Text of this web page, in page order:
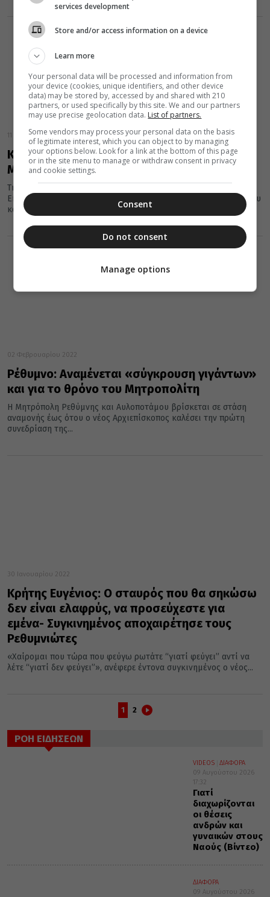
11 Φεβρουαρίου 2022
Κρήτη: Στις 18 Φεβρουαρίου η εκλογή νέου
Μητροπολίτη Ρεθύμνης και Αυλοποτάμου
Την Παρασκευή 18 Φεβρουαρίου η Ιερά Επαρχιακή Σύνοδος της
Εκκλησίας της Κρήτης θα εκλέξει τον νέο Μητροπολίτη Ρεθύμνου
και...
02 Φεβρουαρίου 2022
Ρέθυμνο: Αναμένεται «σύγκρουση γιγάντων»
και για το θρόνο του Μητροπολίτη
Η Μητρόπολη Ρεθύμνης και Αυλοποτάμου βρίσκεται σε στάση
αναμονής έως ότου ο νέος Αρχιεπίσκοπος καλέσει την πρώτη
συνεδρίαση της...
30 Ιανουαρίου 2022
Κρήτης Ευγένιος: Ο σταυρός που θα σηκώσω
δεν είναι ελαφρύς, να προσεύχεστε για
εμένα- Συγκινημένος αποχαιρέτησε τους
Ρεθυμνιώτες
«Χαίρομαι που τώρα που φεύγω ρωτάτε “γιατί φεύγει” αντί να
λέτε “γιατί δεν φεύγει”», ανέφερε έντονα συγκινημένος ο νέος...
1 2
ΡΟΗ ΕΙΔΗΣΕΩΝ
VIDEOS
ΔΙΑΦΟΡΑ
09 Αυγούστου 2026
17:32
Γιατί
διαχωρίζονται
οι θέσεις
ανδρών και
γυναικών στους
Ναούς (Βίντεο)
ΔΙΑΦΟΡΑ
09 Αυγούστου 2026
services development
Store and/or access information on a device
Learn more
Your personal data will be processed and information from
your device (cookies, unique identifiers, and other device
data) may be stored by, accessed by and shared with 210
partners, or used specifically by this site. We and our partners
may use precise geolocation data. List of partners.
Some vendors may process your personal data on the basis
of legitimate interest, which you can object to by managing
your options below. Look for a link at the bottom of this page
or in the site menu to manage or withdraw consent in privacy
and cookie settings.
Consent
Do not consent
Manage options